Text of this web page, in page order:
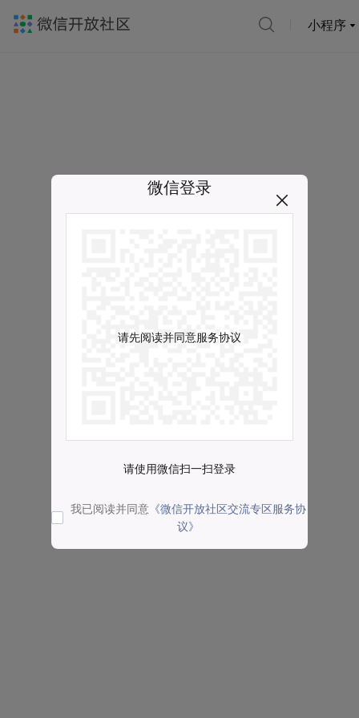
小程序
微信登录
请先阅读并同意服务协议
请使用微信扫一扫登录
我已阅读并同意 《微信开放社区交流专区服务协
议》